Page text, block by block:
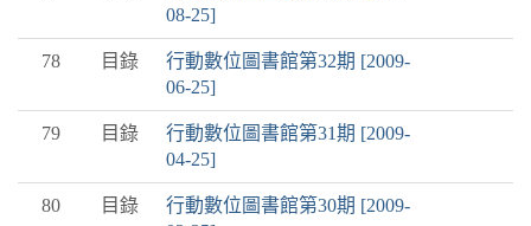
08-25]
78 目錄
行動數位圖書館第32期 [2009-
06-25]
79 目錄
行動數位圖書館第31期 [2009-
04-25]
80 目錄
行動數位圖書館第30期 [2009-